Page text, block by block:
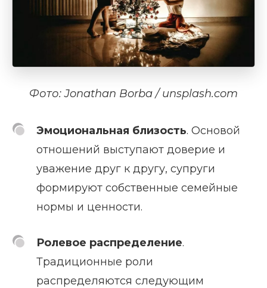
Фото: Jonathan Borba / unsplash.com
Эмоциональная близость. Основой
отношений выступают доверие и
уважение друг к другу, супруги
формируют собственные семейные
нормы и ценности.
Ролевое распределение.
Традиционные роли
распределяются следующим